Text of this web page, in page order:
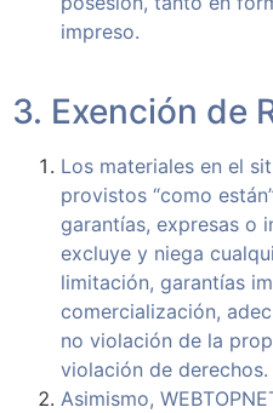
impreso.
3. Exención de
Los materiales en el
provistos “como
garantías, expresas o
excluye y niega
limitación, garantías
comercialización,
no violación de la
violación de derechos.
Asimismo,